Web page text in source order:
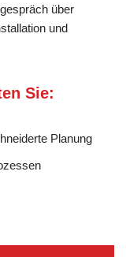
über
und
Sie:
Planung